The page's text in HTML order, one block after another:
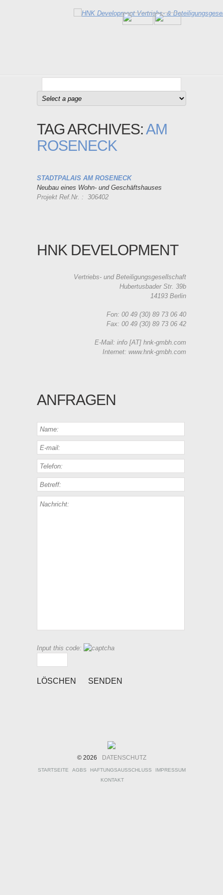
TAG ARCHIVES:AM
ROSENECK
STADTPALAIS AM ROSENECK
Neubau eines Wohn- und Geschäftshauses
Projekt Ref.Nr. : 306402
HNK DEVELOPMENT
Vertriebs- und Beteiligungsgesellschaft
Hubertusbader Str. 39b
14193 Berlin
Fon: 00 49 (30) 89 73 06 40
Fax: 00 49 (30) 89 73 06 42
E-Mail: info [AT] hnk-gmbh.com
Internet: www.hnk-gmbh.com
ANFRAGEN
Input this code:
© 2026 DATENSCHUTZ
STARTSEITE AGBS HAFTUNGSAUSSCHLUSS
IMPRESSUM
KONTAKT